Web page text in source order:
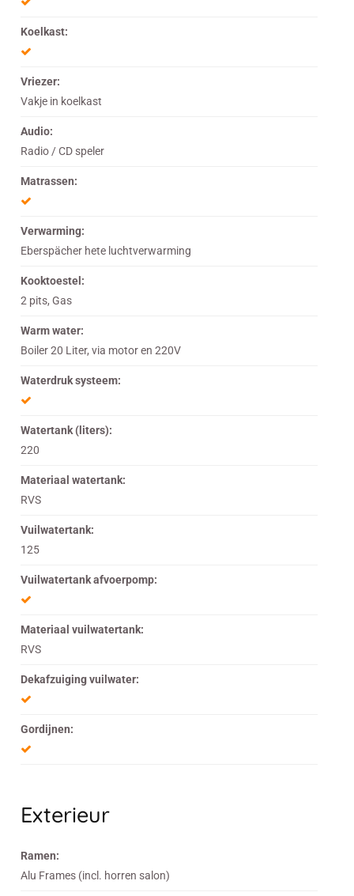
Koelkast:
Vriezer:
Vakje in koelkast
Audio:
Radio / CD speler
Matrassen:
Verwarming:
Eberspächer hete luchtverwarming
Kooktoestel:
2 pits, Gas
Warm water:
Boiler 20 Liter, via motor en 220V
Waterdruk systeem:
Watertank (liters):
220
Materiaal watertank:
RVS
Vuilwatertank:
125
Vuilwatertank afvoerpomp:
Materiaal vuilwatertank:
RVS
Dekafzuiging vuilwater:
Gordijnen:
Exterieur
Ramen:
Alu Frames (incl. horren salon)